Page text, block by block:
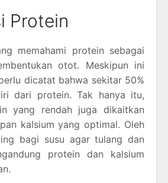
Protein
memahami protein sebagai
otot. Meskipun ini
dicatat bahwa sekitar 50%
dari protein. Tak hanya itu,
yang rendah juga dikaitkan
kalsium yang optimal. Oleh
bagi susu agar tulang dan
protein dan kalsium